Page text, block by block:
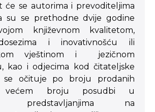
će se autorima i prevoditeljima
su se prethodne dvije godine
književnom kvalitetom,
i inovativnošću ili
vještinom i jezičnom
kao i odjecima kod čitateljske
očituje po broju prodanih
većem broju posudbi u
predstavljanjima na